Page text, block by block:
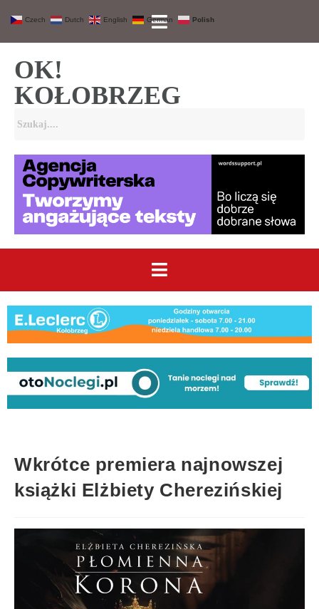
OK!
KOŁOBRZEG
Wkrótce premiera najnowszej
książki Elżbiety Cherezińskiej
Czech Dutch English German Polish